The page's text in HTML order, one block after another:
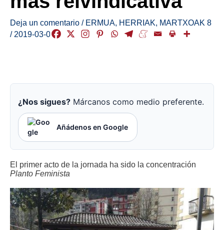
Deja un comentario / ERMUA, HERRIAK, MARTXOAK 8
/ 2019-03-08
¿Nos sigues? Márcanos como medio preferente.
Añádenos en Google
El primer acto de la jornada ha sido la concentración
Planto Feminista